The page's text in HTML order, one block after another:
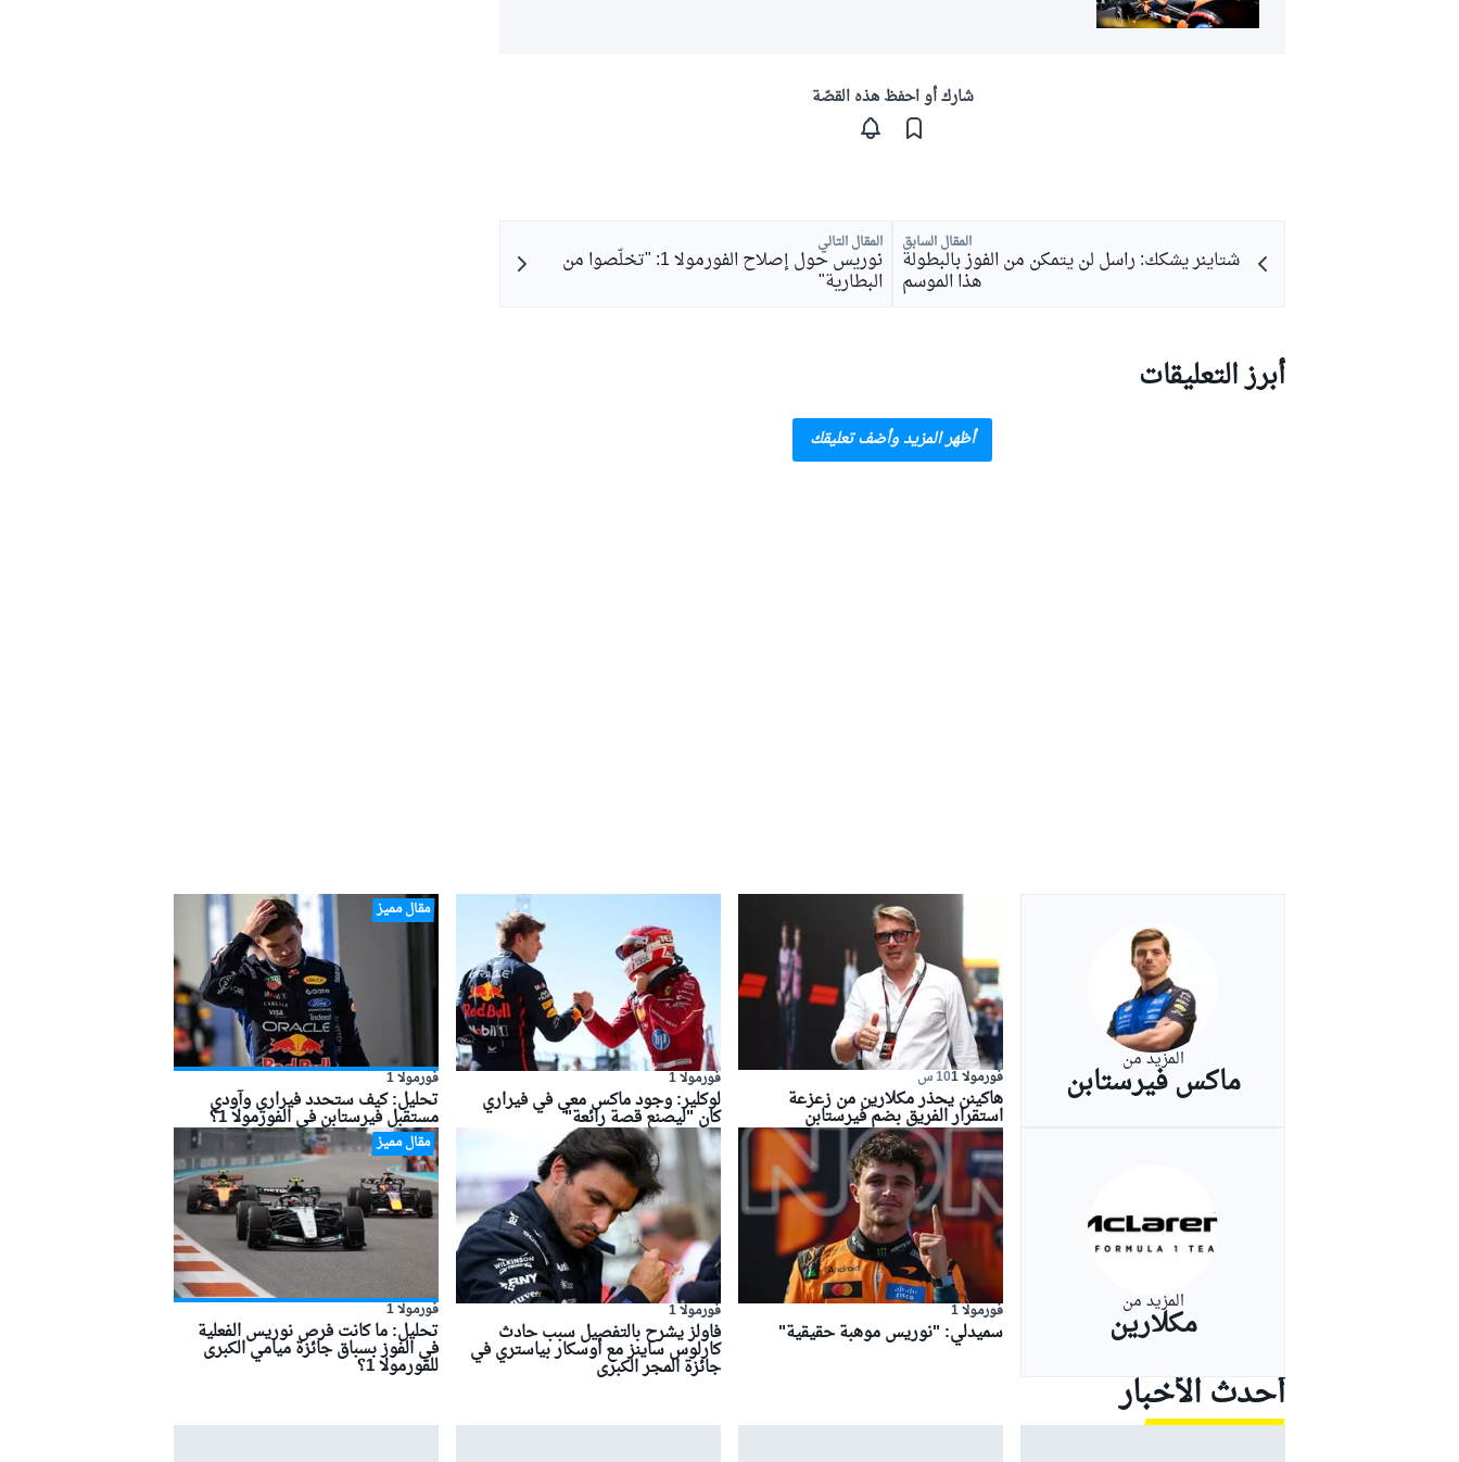
بطولات أخرى
شارك أو احفظ هذه القصّة
المقال السابق
شتاينر يشكك: راسل لن يتمكن من الفوز بالبطولة
هذا الموسم
المقال التالي
نوريس حول إصلاح الفورمولا 1: "تخلّصوا من
البطارية"
أبرز التعليقات
أظهر المزيد وأضف تعليقك
المزيد من
ماكس فيرستابن فورمولا 1 10 س
هاكينن يحذر مكلارين من زعزعة
استقرار الفريق بضم فيرستابن
فورمولا 1
لوكلير: وجود ماكس معي في فيراري
كان "ليصنع قصة رائعة"
مقال مميز
فورمولا 1
تحليل: كيف ستحدد فيراري وآودي
مستقبل فيرستابن في الفورمولا 1؟
المزيد من
مكلارين فورمولا 1
سميدلي: "نوريس موهبة حقيقية"
فورمولا 1
فاولز يشرح بالتفصيل سبب حادث
كارلوس ساينز مع أوسكار بياستري في
جائزة المجر الكبرى
مقال مميز
فورمولا 1
تحليل: ما كانت فرص نوريس الفعلية
في الفوز بسباق جائزة ميامي الكبرى
للفورمولا 1؟ أحدث الأخبار